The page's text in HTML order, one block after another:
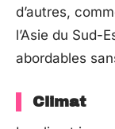
d’autres,
l’Asie du Sud-
abordables
Climat